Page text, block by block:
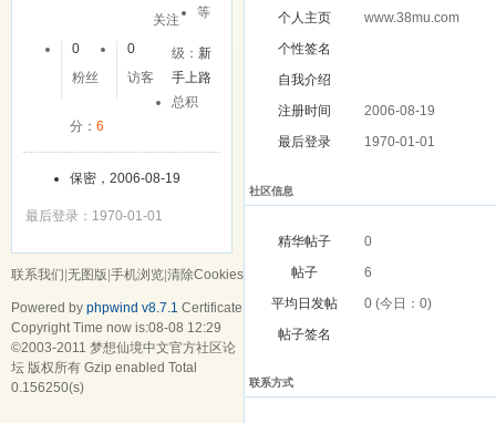
关注
0
粉丝
0
访客
等
级：新
手上路
总积
分： 6
保密，2006-08-19
最后登录：1970-01-01
个人主页
www.38mu.com
个性签名
自我介绍
注册时间
2006-08-19
最后登录
1970-01-01
社区信息
精华帖子
0
帖子
6
平均日发帖
0 (今日：0)
帖子签名
联系方式
联系我们 无图版 手机浏览 清除Cookies
Powered by phpwind v8.7.1 Certificate
Copyright Time now is:08-08 12:29
©2003-2011 梦想仙境中文官方社区论
坛 版权所有 Gzip enabled Total
0.156250(s)